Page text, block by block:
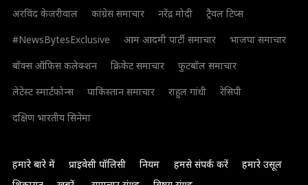
अरविंद केजरीवाल कांग्रेस समाचार नरेंद्र मोदी
ट्रैवल टिप्स
#NewsBytesExclusive
आम आदमी पार्टी समाचार
भाजपा समाचार
बॉक्स ऑफिस कलेक्शन
क्रिकेट समाचार
फुटबॉल समाचार
लेटेस्ट स्मार्टफोन्स
पाकिस्तान समाचार राहुल गांधी
रेसिपी
दक्षिण भारतीय सिनेमा
हमारे बारे में प्राइवेसी पॉलिसी नियम हमसे संपर्क करें
हमारे उसूल